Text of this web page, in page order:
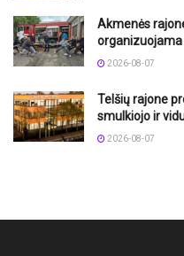
Akmenės
organizuojama
2026-08-07
Telšių rajone
smulkiojo ir
2026-08-07